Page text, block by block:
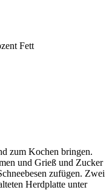
Fett
zum Kochen bringen.
und Grieß und Zucker
zufügen. Zwei
Herdplatte unter